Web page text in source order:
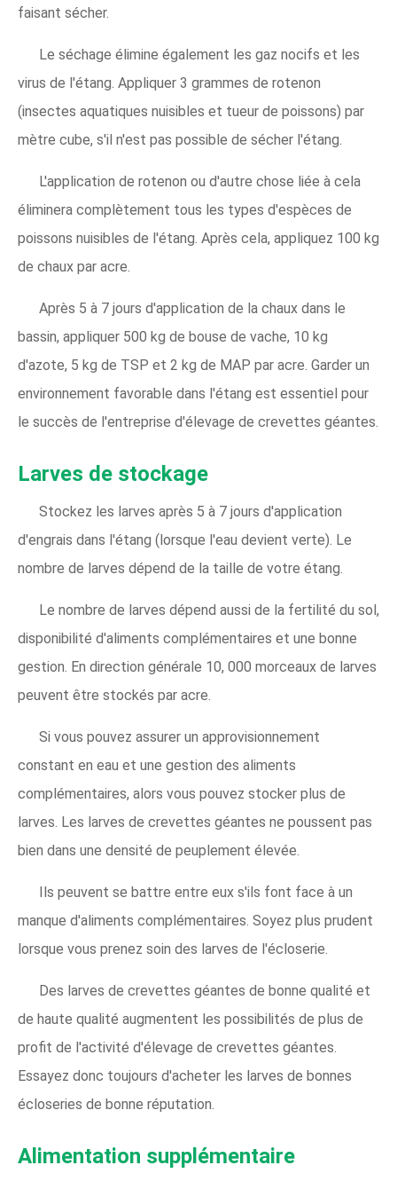
faisant sécher.
Le séchage élimine également les gaz nocifs et les
virus de l'étang. Appliquer 3 grammes de rotenon
(insectes aquatiques nuisibles et tueur de poissons) par
mètre cube, s'il n'est pas possible de sécher l'étang.
L'application de rotenon ou d'autre chose liée à cela
éliminera complètement tous les types d'espèces de
poissons nuisibles de l'étang. Après cela, appliquez 100 kg
de chaux par acre.
Après 5 à 7 jours d'application de la chaux dans le
bassin, appliquer 500 kg de bouse de vache, 10 kg
d'azote, 5 kg de TSP et 2 kg de MAP par acre. Garder un
environnement favorable dans l'étang est essentiel pour
le succès de l'entreprise d'élevage de crevettes géantes.
Larves de stockage
Stockez les larves après 5 à 7 jours d'application
d'engrais dans l'étang (lorsque l'eau devient verte). Le
nombre de larves dépend de la taille de votre étang.
Le nombre de larves dépend aussi de la fertilité du sol,
disponibilité d'aliments complémentaires et une bonne
gestion. En direction générale 10, 000 morceaux de larves
peuvent être stockés par acre.
Si vous pouvez assurer un approvisionnement
constant en eau et une gestion des aliments
complémentaires, alors vous pouvez stocker plus de
larves. Les larves de crevettes géantes ne poussent pas
bien dans une densité de peuplement élevée.
Ils peuvent se battre entre eux s'ils font face à un
manque d'aliments complémentaires. Soyez plus prudent
lorsque vous prenez soin des larves de l'écloserie.
Des larves de crevettes géantes de bonne qualité et
de haute qualité augmentent les possibilités de plus de
profit de l'activité d'élevage de crevettes géantes.
Essayez donc toujours d'acheter les larves de bonnes
écloseries de bonne réputation.
Alimentation supplémentaire